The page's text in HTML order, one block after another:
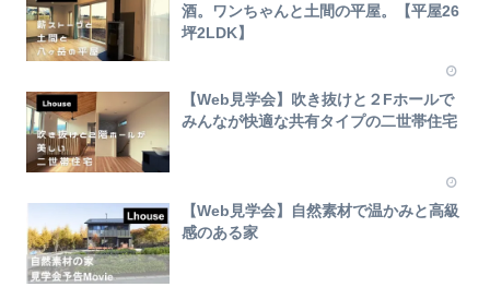
酒。ワンちゃんと土間の平屋。【平屋26
坪2LDK】
【Web見学会】吹き抜けと２Fホールで
みんなが快適な共有タイプの二世帯住宅
【Web見学会】自然素材で温かみと高級
感のある家